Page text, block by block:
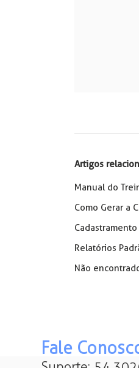
Artigos
Manual do
Como Gerar a
Relatórios
Não
Fale